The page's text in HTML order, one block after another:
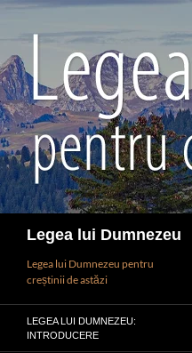
conținut
Legea lui Dumnezeu
Legea lui Dumnezeu pentru
creștinii de astăzi
LEGEA LUI DUMNEZEU:
INTRODUCERE